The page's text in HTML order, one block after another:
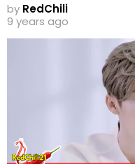
by RedChili
9 years ago